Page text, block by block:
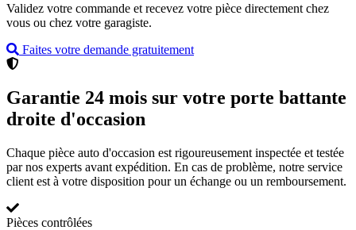
Validez votre commande et recevez votre pièce directement chez
vous ou chez votre garagiste.
Faites votre demande gratuitement
Garantie 24 mois sur votre porte battante
droite d'occasion
Chaque pièce auto d'occasion est rigoureusement inspectée et testée
par nos experts avant expédition. En cas de problème, notre service
client est à votre disposition pour un échange ou un remboursement.
Pièces contrôlées